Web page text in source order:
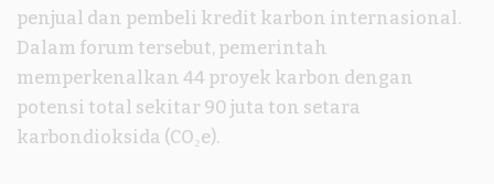
penjual dan pembeli kredit karbon internasional.
Dalam forum tersebut, pemerintah
memperkenalkan 44 proyek karbon dengan
potensi total sekitar 90 juta ton setara
karbondioksida (CO₂e).